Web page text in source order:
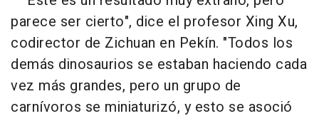
parece ser cierto", dice el profesor Xing Xu,
codirector de Zichuan en Pekín. "Todos los
demás dinosaurios se estaban haciendo cada
vez más grandes, pero un grupo de
carnívoros se miniaturizó, y esto se asoció